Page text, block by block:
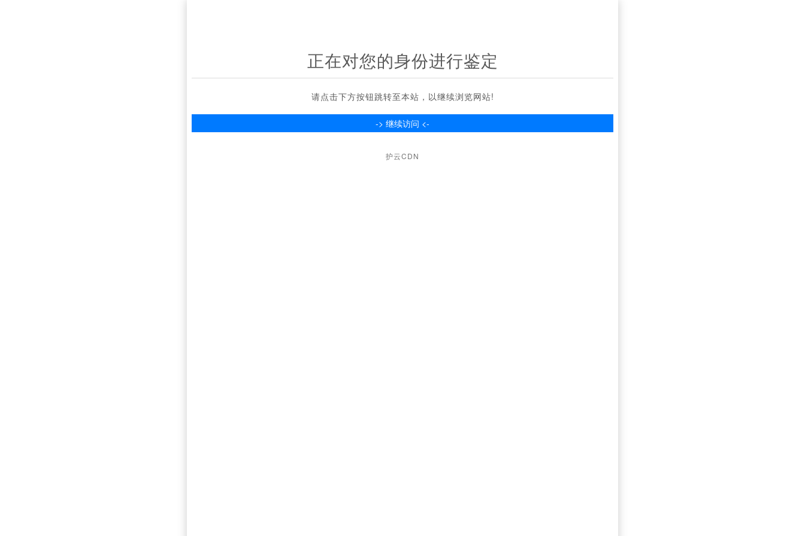
正在对您的身份进行鉴定
请点击下方按钮跳转至本站，以继续浏览网站!
护云CDN